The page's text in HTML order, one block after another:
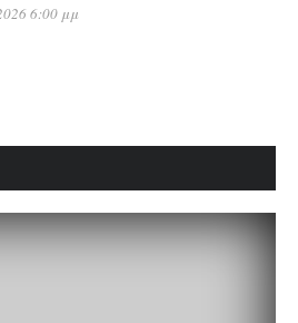
6:00 μμ